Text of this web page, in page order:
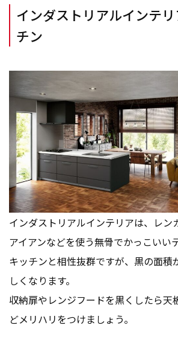
インダストリアルインテ
チン
インダストリアルインテリアは、レン
アイアンなどを使う無骨でかっこいい
キッチンと相性抜群ですが、黒の面積
しくなります。
収納扉やレンジフードを黒くしたら天
どメリハリをつけましょう。